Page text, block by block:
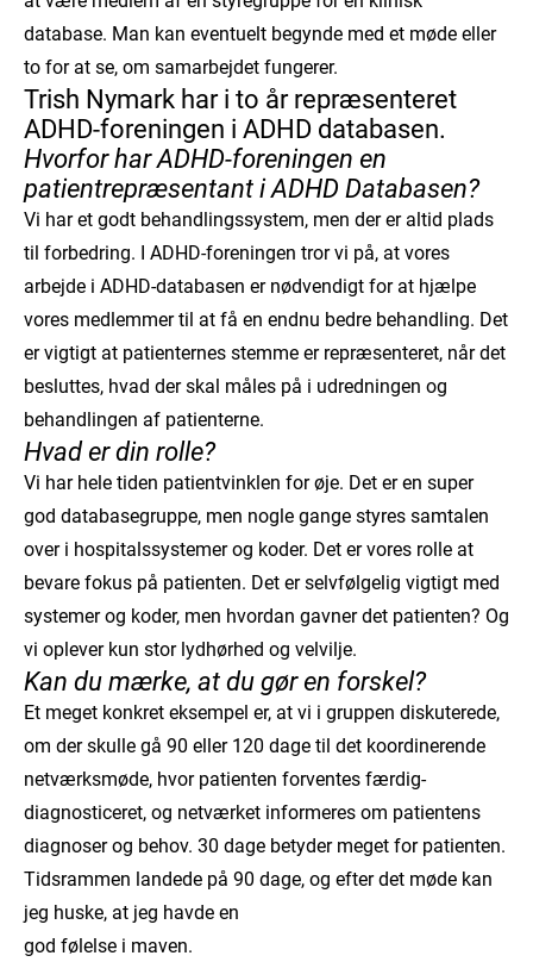
database. Man kan eventuelt begynde med et møde eller
to for at se, om samarbejdet fungerer.
Trish Nymark har i to år repræsenteret
ADHD-foreningen i ADHD databasen.
Hvorfor har ADHD-foreningen en
patientrepræsentant i ADHD Databasen?
Vi har et godt behandlingssystem, men der er altid plads
til forbedring. I ADHD-foreningen tror vi på, at vores
arbejde i ADHD-databasen er nødvendigt for at hjælpe
vores medlemmer til at få en endnu bedre behandling. Det
er vigtigt at patienternes stemme er repræsenteret, når det
besluttes, hvad der skal måles på i udredningen og
behandlingen af patienterne.
Hvad er din rolle?
Vi har hele tiden patientvinklen for øje. Det er en super
god databasegruppe, men nogle gange styres samtalen
over i hospitalssystemer og koder. Det er vores rolle at
bevare fokus på patienten. Det er selvfølgelig vigtigt med
systemer og koder, men hvordan gavner det patienten? Og
vi oplever kun stor lydhørhed og velvilje.
Kan du mærke, at du gør en forskel?
Et meget konkret eksempel er, at vi i gruppen diskuterede,
om der skulle gå 90 eller 120 dage til det koordinerende
netværksmøde, hvor patienten forventes færdig-
diagnosticeret, og netværket informeres om patientens
diagnoser og behov. 30 dage betyder meget for patienten.
Tidsrammen landede på 90 dage, og efter det møde kan
jeg huske, at jeg havde en
god følelse i maven.